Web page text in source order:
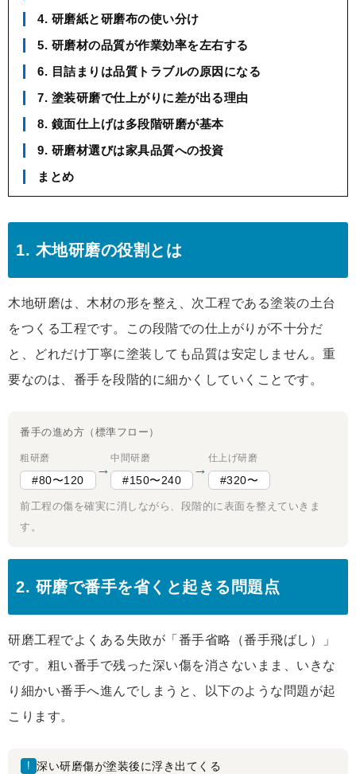
4. 研磨紙と研磨布の使い分け
5. 研磨材の品質が作業効率を左右する
6. 目詰まりは品質トラブルの原因になる
7. 塗装研磨で仕上がりに差が出る理由
8. 鏡面仕上げは多段階研磨が基本
9. 研磨材選びは家具品質への投資
まとめ
1. 木地研磨の役割とは
木地研磨は、木材の形を整え、次工程である塗装の土台
をつくる工程です。この段階での仕上がりが不十分だ
と、どれだけ丁寧に塗装しても品質は安定しません。重
要なのは、番手を段階的に細かくしていくことです。
番手の進め方（標準フロー）
粗研磨
#80〜120
→
中間研磨
#150〜240
→
仕上げ研磨
#320〜
前工程の傷を確実に消しながら、段階的に表面を整えていきま
す。
2. 研磨で番手を省くと起きる問題点
研磨工程でよくある失敗が「番手省略（番手飛ばし）」
です。粗い番手で残った深い傷を消さないまま、いきな
り細かい番手へ進んでしまうと、以下のような問題が起
こります。
! 深い研磨傷が塗装後に浮き出てくる